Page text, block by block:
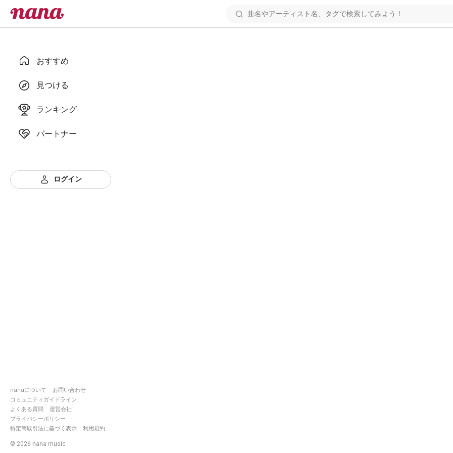
おすすめ
見つける
ランキング
パートナー
ログイン
nanaについて
お問い合わせ
コミュニティガイドライン
よくある質問
運営会社
プライバシーポリシー
特定商取引法に基づく表示
利用規約
© 2026 nana music